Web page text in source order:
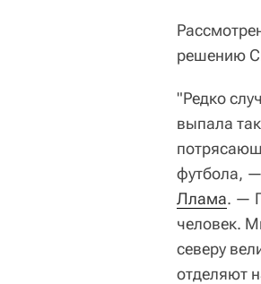
решению
"Редко
выпала
футбола, —
Ллама. —
человек.
северу
отделяют